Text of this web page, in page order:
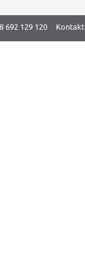
692 129 120 Kontakt